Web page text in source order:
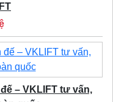
– VKLIFT tư vấn,